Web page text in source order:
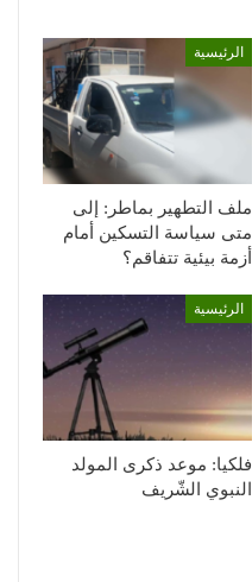
الرئيسية
ملف التطهير بماطر: إلى
متى سياسة التسكين أمام
أزمة بيئية تتفاقم؟
الرئيسية
فلكيا: موعد ذكرى المولد
النبوي الشّريف